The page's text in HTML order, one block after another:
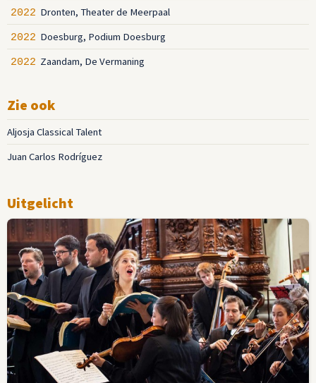
2022 Dronten, Theater de Meerpaal
2022 Doesburg, Podium Doesburg
2022 Zaandam, De Vermaning
Zie ook
Aljosja Classical Talent
Juan Carlos Rodríguez
Uitgelicht